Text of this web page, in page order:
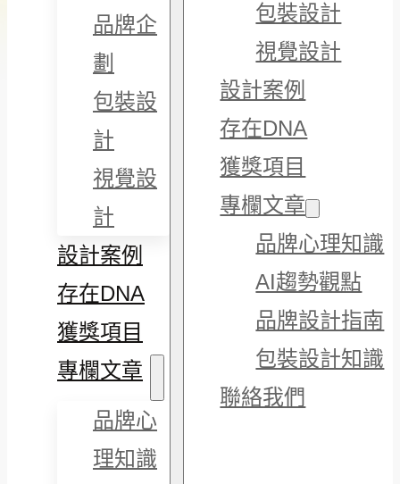
品牌企
劃
包裝設
計
視覺設
計
設計案例
存在DNA
獲獎項目
專欄文章
品牌心
理知識
包裝設計
視覺設計
設計案例
存在DNA
獲獎項目
專欄文章
品牌心理知識
AI趨勢觀點
品牌設計指南
包裝設計知識
聯絡我們